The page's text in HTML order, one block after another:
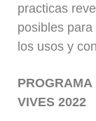
practicas
posibles
los usos y
VIVES 2022